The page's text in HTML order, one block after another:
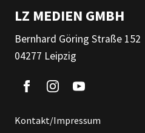
LZ MEDIEN GMBH
Bernhard Göring Straße 152
04277 Leipzig
Kontakt/Impressum